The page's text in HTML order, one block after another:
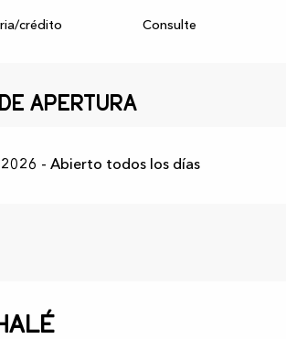
crédito Consulte
apertura
2026 - Abierto todos los días